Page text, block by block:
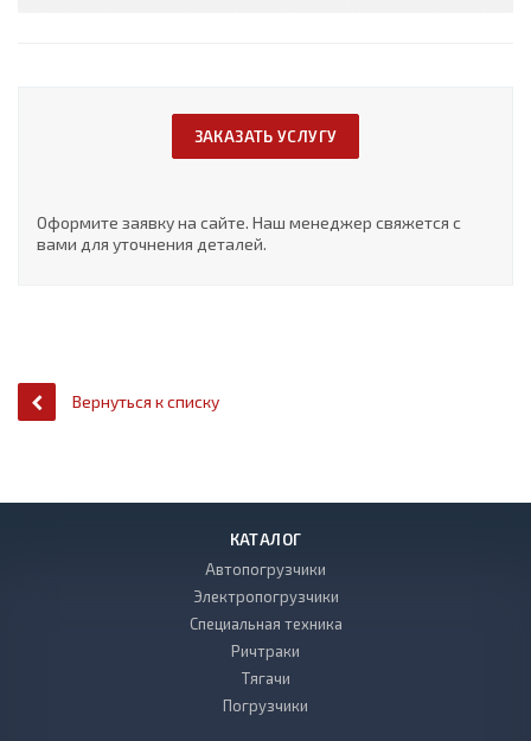
ЗАКАЗАТЬ УСЛУГУ
Оформите заявку на сайте. Наш менеджер свяжется с
вами для уточнения деталей.
Вернуться к списку
КАТАЛОГ
Автопогрузчики
Электропогрузчики
Специальная техника
Ричтраки
Тягачи
Погрузчики